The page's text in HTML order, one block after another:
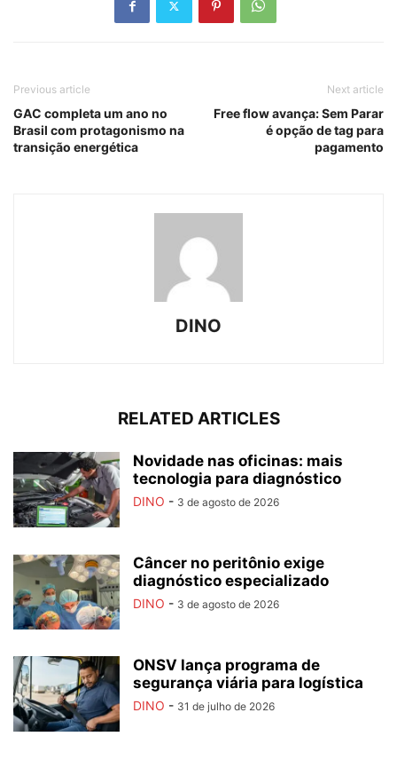
Previous article
GAC completa um ano no
Brasil com protagonismo na
transição energética
Next article
Free flow avança: Sem Parar
é opção de tag para
pagamento
DINO
RELATED ARTICLES
Novidade nas oficinas: mais
tecnologia para diagnóstico
DINO - 3 de agosto de 2026
Câncer no peritônio exige
diagnóstico especializado
DINO - 3 de agosto de 2026
ONSV lança programa de
segurança viária para logística
DINO - 31 de julho de 2026